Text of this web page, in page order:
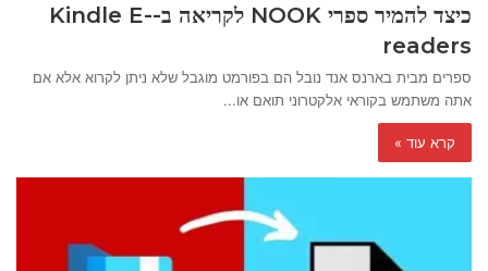
כיצד להמיר ספרי NOOK לקריאה ב-Kindle E-
readers
ספרים מבית בארנס אנד נובל הם בפורמט מוגבל שלא ניתן לקרוא אלא אם
אתה משתמש בקוראי אלקטרוני תואם או...
קרא עוד »